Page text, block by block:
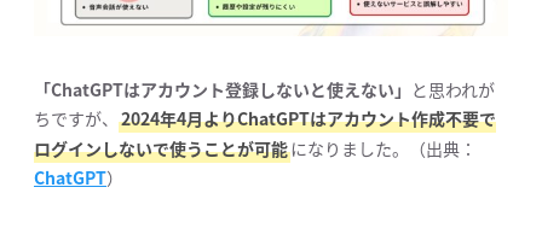
「ChatGPTはアカウント登録しないと使えない」 と思われが
ちですが、 2024年4月よりChatGPTはアカウント作成不要で
ログインしないで使うことが可能になりました。（出典：
ChatGPT）